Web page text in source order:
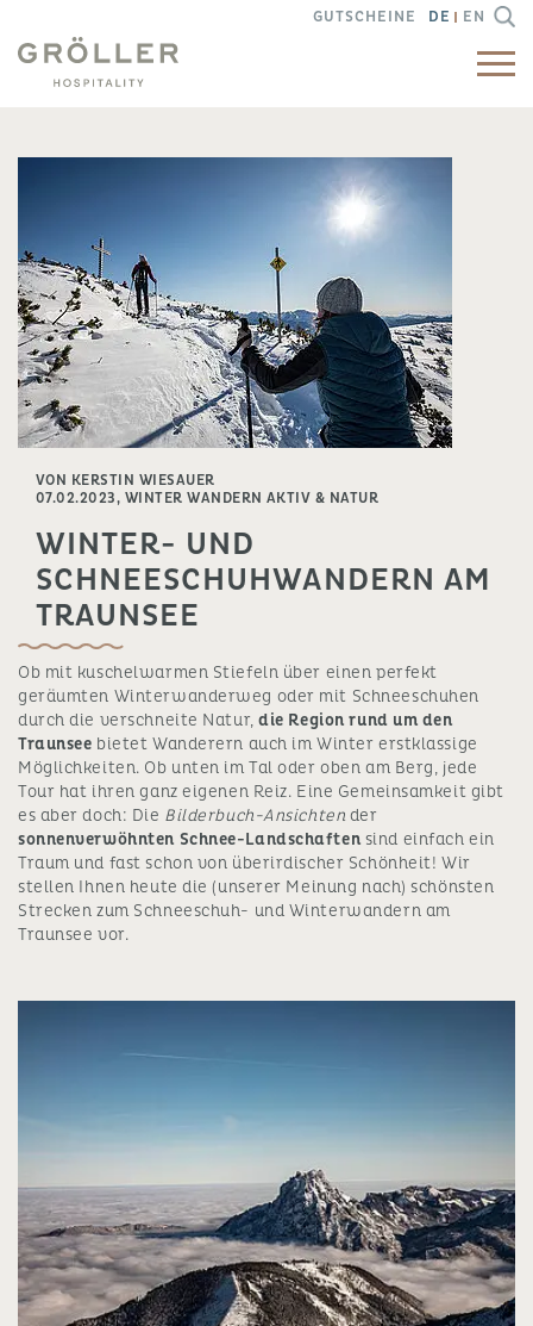
GUTSCHEINE DE EN
VON KERSTIN WIESAUER
07.02.2023, WINTER WANDERN AKTIV & NATUR
WINTER- UND
SCHNEESCHUHWANDERN AM
TRAUNSEE
Ob mit kuschelwarmen Stiefeln über einen perfekt
geräumten Winterwanderweg oder mit Schneeschuhen
durch die verschneite Natur,die Region rund um den
Traunsee bietet Wanderern auch im Winter erstklassige
Möglichkeiten. Ob unten im Tal oder oben am Berg, jede
Tour hat ihren ganz eigenen Reiz. Eine Gemeinsamkeit gibt
es aber doch: Die Bilderbuch-Ansichten der
sonnenverwöhnten Schnee-Landschaften sind einfach ein
Traum und fast schon von überirdischer Schönheit! Wir
stellen Ihnen heute die (unserer Meinung nach) schönsten
Strecken zum Schneeschuh- und Winterwandern am
Traunsee vor.